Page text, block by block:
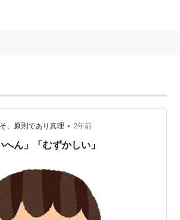
、原則であり真理 • 2年前
へん」「むずかしい」